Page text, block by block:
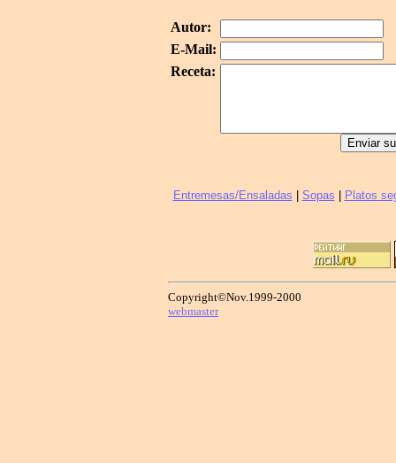
Autor:
E-Mail:
Receta:
Entremesas/Ensaladas Sopas Platos
Copyright©Nov.1999-2000
webmaster